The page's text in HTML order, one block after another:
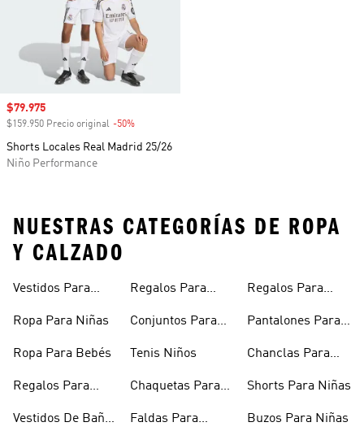
Precio de venta
$79.975
$159.950 Precio original -50%
Shorts Locales Real Madrid 25/26
Niño Performance
NUESTRAS CATEGORÍAS DE ROPA
Y CALZADO
Vestidos Para
Ropa Para Niñas
Ropa Para Bebés
Regalos Para
Vestidos De Baño
Regalos Para
Conjuntos Para
Tenis Niños
Chaquetas Para
Faldas Para
Regalos Para
Pantalones Para
Chanclas Para
Shorts Para Niñas
Buzos Para Niñas